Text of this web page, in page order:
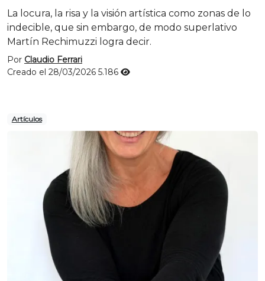
La locura, la risa y la visión artística como zonas de lo
indecible, que sin embargo, de modo superlativo
Martín Rechimuzzi logra decir.
Por Claudio Ferrari
Creado el 28/03/2026 5.186
Artículos